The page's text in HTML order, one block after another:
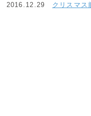
2016.12.29 クリスマス